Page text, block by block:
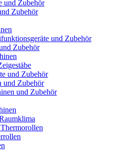
und Zubehör
Zubehör
und Zubehör
Zubehör
und Zubehör
und Zubehör
und Zubehör